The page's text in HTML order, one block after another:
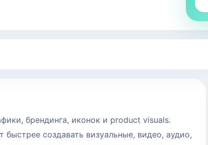
брендинга, иконок и product visuals.
создавать визуальные, видео, аудио,